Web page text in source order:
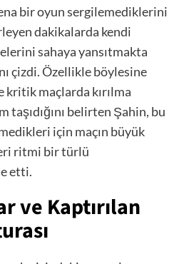
bir oyun sergilemediklerini
dakikalarda kendi
sahaya yansıtmakta
çizdi. Özellikle böylesine
maçlarda kırılma
taşıdığını belirten Şahin, bu
için maçın büyük
ritmi bir türlü
etti.
ve Kaptırılan